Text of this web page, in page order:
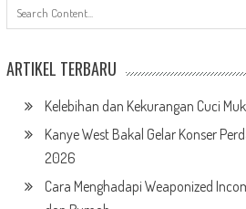
ARTIKEL TERBARU
Kelebihan dan Kekurangan Cuci
Kanye West Bakal Gelar Konser
2026
Cara Menghadapi Weaponized